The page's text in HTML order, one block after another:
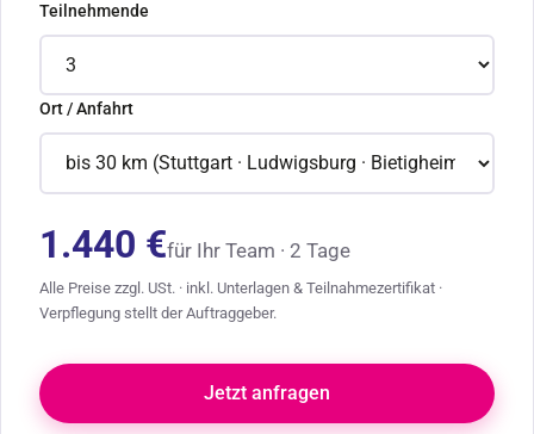
Teilnehmende
Ort / Anfahrt
1.440 €für Ihr Team · 2 Tage
Alle Preise zzgl. USt. · inkl. Unterlagen & Teilnahmezertifikat ·
Verpflegung stellt der Auftraggeber.
Jetzt anfragen